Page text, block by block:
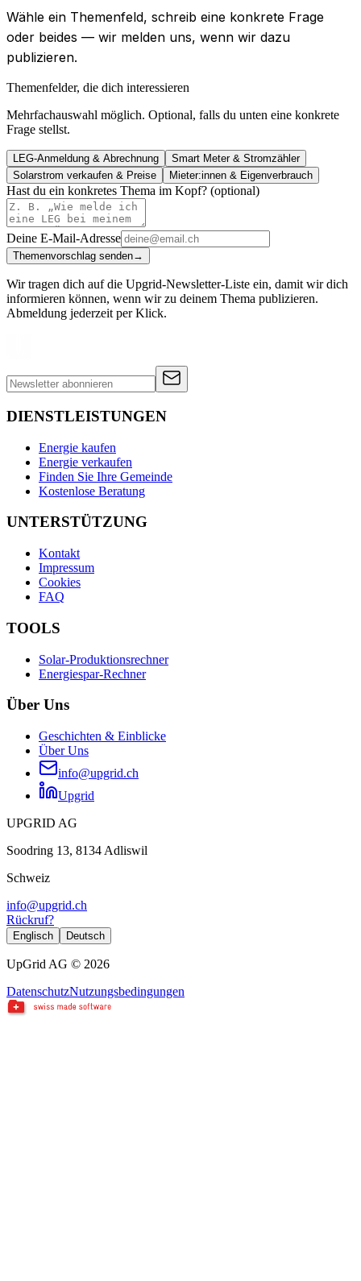
Wähle ein Themenfeld, schreib eine konkrete Frage
oder beides — wir melden uns, wenn wir dazu
publizieren.
Themenfelder, die dich interessieren
Mehrfachauswahl möglich. Optional, falls du unten eine konkrete
Frage stellst.
LEG-Anmeldung & Abrechnung
Smart Meter & Stromzähler
Solarstrom verkaufen & Preise
Mieter:innen & Eigenverbrauch
Hast du ein konkretes Thema im Kopf? (optional)
Deine E-Mail-Adresse
Themenvorschlag senden→
Wir tragen dich auf die Upgrid-Newsletter-Liste ein, damit wir dich
informieren können, wenn wir zu deinem Thema publizieren.
Abmeldung jederzeit per Klick.
DIENSTLEISTUNGEN
Energie kaufen
Energie verkaufen
Finden Sie Ihre Gemeinde
Kostenlose Beratung
UNTERSTÜTZUNG
Kontakt
Impressum
Cookies
FAQ
TOOLS
Solar-Produktionsrechner
Energiespar-Rechner
Über Uns
Geschichten & Einblicke
Über Uns
info@upgrid.ch
Upgrid
UPGRID AG
Soodring 13, 8134 Adliswil
Schweiz
info@upgrid.ch
Rückruf?
Englisch Deutsch
UpGrid AG © 2026
DatenschutzNutzungsbedingungen